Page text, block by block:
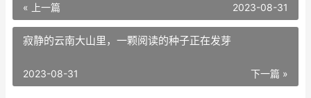
« 上一篇 2023-08-31
寂静的云南大山里，一颗阅读的种子正在发芽
下一篇 »
2023-08-31